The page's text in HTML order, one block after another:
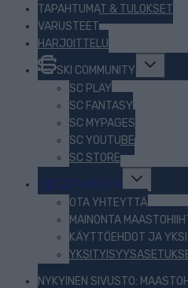
TAPAHTUMAT & TULOKSET
VARUSTEET
HARJOITTELU
SKI COMMUNITY
Toggle
menu
SC PLAY
SC FANTASY
SC MYPAGES
SC YOUTUBE
SC STORE
TIETOJA MEISTÄ
Toggle
child
menu
OTA YHTEYTTÄ
MAINONTA
KÄYTTÖEHDOT JA
NYKYINEN SIVUSTO: